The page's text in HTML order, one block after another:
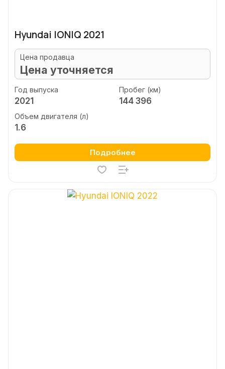
Hyundai IONIQ 2021
Цена продавца
Цена уточняется
Год выпуска
2021
Пробег (км)
144 396
Объем двигателя (л)
1.6
Подробнее